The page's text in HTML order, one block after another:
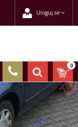
Uloguj se
0